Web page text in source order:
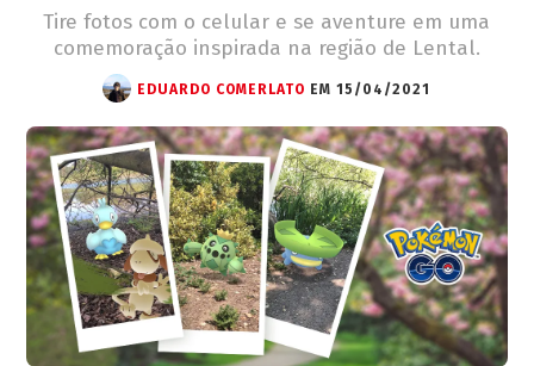
Tire fotos com o celular e se aventure em uma
comemoração inspirada na região de Lental.
EDUARDO COMERLATO EM 15/04/2021